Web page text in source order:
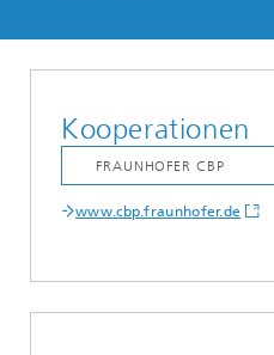
Kooperationen
www.cbp.fraunhofer.de